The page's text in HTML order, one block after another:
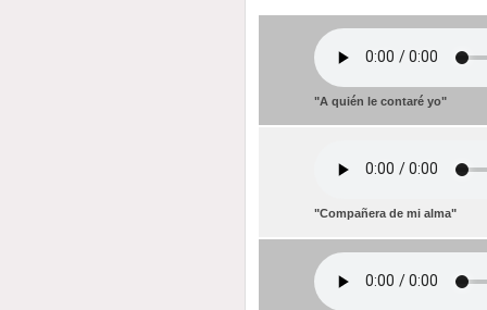
"A quién le contaré yo"
"Compañera de mi alma"